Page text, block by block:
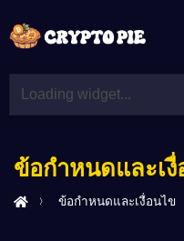
ข้อกำหนดและเงื่
ข้อกำหนดและเงื่อนไข